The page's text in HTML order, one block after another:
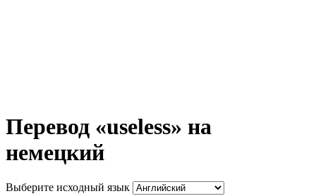
Перевод «useless» на
немецкий
Выберите исходный язык